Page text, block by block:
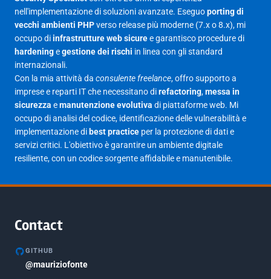
Maggio 2025 27
Aprile 2025
Marzo 2025
Febbraio 2025 17
Gennaio 2025
Giugno 2023
Maggio 2023
Agosto 2020
Marzo 2018
nell'implementazione di soluzioni avanzate. Eseguoporting di
vecchi ambienti PHPverso release più moderne (7.x o 8.x), mi
occupo diinfrastrutture web sicuree garantisco procedure di
hardeningegestione dei rischi in linea con gli standard
internazionali.
Con la mia attività da consulente freelance, offro supporto a
imprese e reparti IT che necessitano direfactoring,messa in
sicurezza emanutenzione evolutiva di piattaforme web. Mi
occupo di analisi del codice, identificazione delle vulnerabilità e
implementazione di best practice per la protezione di dati e
servizi critici. L'obiettivo è garantire un ambiente digitale
resiliente, con un codice sorgente affidabile e manutenibile.
Contact
GITHUB
@mauriziofonte